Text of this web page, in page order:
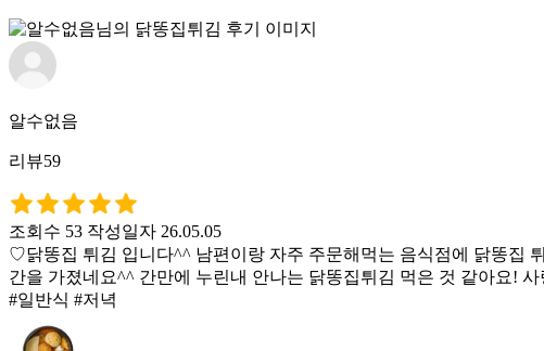
알수없음
리뷰59
조회수 53 작성일자 26.05.05
♡닭똥집 튀김 입니다^^ 남편이랑 자주 주문해먹는 음식점에 닭똥집
간을 가졌네요^^ 간만에 누린내 안나는 닭똥집튀김 먹은 것 같아요!
#일반식 #저녁